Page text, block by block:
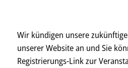
Wir kündigen unsere
unserer Website an und Sie
Registrierungs-Link zur